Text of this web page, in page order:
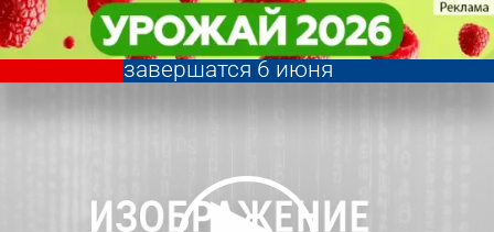
Региональные футбольные
состязания «Кожаный мяч»
завершатся 6 июня
Спорт
Региональные футбольные
состязания «Кожаный мяч»
завершатся 6 июня
Спорт
Другие новости по
теме
Погода и курсы
валют в Пензе